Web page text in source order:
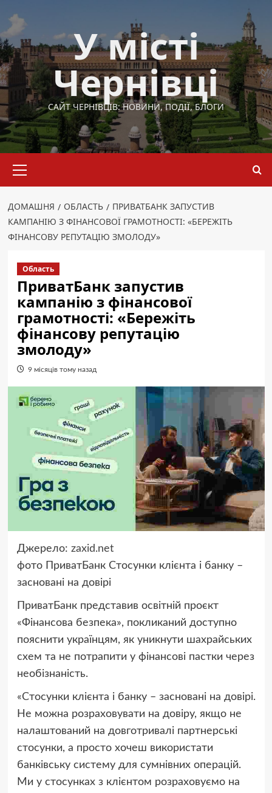
до
вмісту
У місті
Чернівці
САЙТ ЧЕРНІВЦІВ: НОВИНИ, ПОДІЇ, БЛОГИ
меню
ДОМАШНЯ ОБЛАСТЬ
ПРИВАТБАНК ЗАПУСТИВ
КАМПАНІЮ З ФІНАНСОВОЇ ГРАМОТНОСТІ: «БЕРЕЖІТЬ
ФІНАНСОВУ РЕПУТАЦІЮ ЗМОЛОДУ»
Область
ПриватБанк запустив
кампанію з фінансової
грамотності: «Бережіть
фінансову репутацію
змолоду»
9 місяців тому назад
Джерело: zaxid.net
фото ПриватБанк Стосунки клієнта і банку –
засновані на довірі
ПриватБанк представив освітній проєкт
«Фінансова безпека», покликаний доступно
пояснити українцям, як уникнути шахрайських
схем та не потрапити у фінансові пастки через
необізнаність.
«Стосунки клієнта і банку – засновані на довірі.
Не можна розраховувати на довіру, якщо не
налаштований на довготривалі партнерські
стосунки, а просто хочеш використати
банківську систему для сумнівних операцій.
Ми у стосунках з клієнтом розраховуємо на